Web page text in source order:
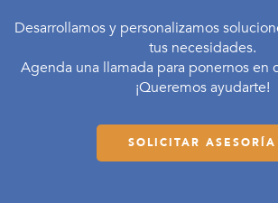
Desarrollamos y personalizamos
tus necesidades.
Agenda una llamada para ponernos en
¡Queremos ayudarte!
SOLICITAR ASESORÍA